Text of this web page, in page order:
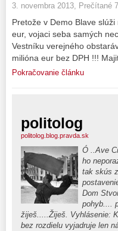
3. novembra 2013, Prečítané
Pretože v Demo Blave
eur, vojaci seba samých
Vestníku verejného
milióna eur bez DPH !!!
Pokračovanie článku
politolog
politolog.blog.pravda.sk
Ó ..Ave
ho
tak skús
Dom
pohyb....
žiješ.....Žiješ. Vyhlásenie:
bez rozdielu vyjadruje len